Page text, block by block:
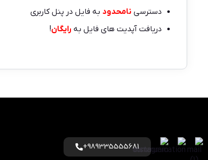
دسترسی نامحدود به فایل در پنل کاربری
دریافت آپدیت های فایل به رایگان!
989335555681+